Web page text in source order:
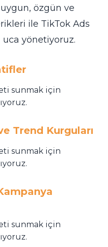
özgün ve
ile TikTok Ads
uca yönetiyoruz.
sunmak için
Trend Kurguları
sunmak için
sunmak için